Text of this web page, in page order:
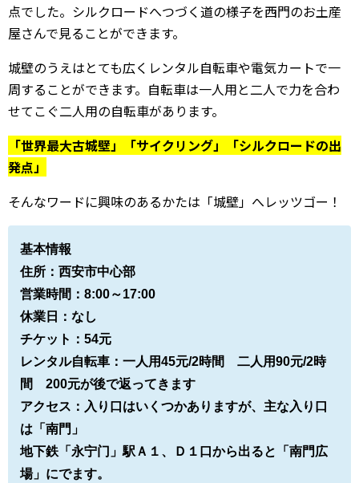
点でした。シルクロードへつづく道の様子を西門のお土産
屋さんで見ることができます。
城壁のうえはとても広くレンタル自転車や電気カートで一
周することができます。自転車は一人用と二人で力を合わ
せてこぐ二人用の自転車があります。
「世界最大古城壁」「サイクリング」「シルクロードの出
発点」
そんなワードに興味のあるかたは「城壁」へレッツゴー！
基本情報
住所：西安市中心部
営業時間：8:00～17:00
休業日：なし
チケット：54元
レンタル自転車：一人用45元/2時間 二人用90元/2時
間 200元が後で返ってきます
アクセス：入り口はいくつかありますが、主な入り口
は「南門」
地下鉄「永宁门」駅Ａ１、Ｄ１口から出ると「南門広
場」にでます。
もっと楽しく！
もっとお得に！
中国生活ガイド
VPN（姉妹サイトへ）
中国の習慣
西安ブログ・旅行記
中国との交流
bilibili攻略
キングダム
中国映画情報
中国の歴史
中国ニュース